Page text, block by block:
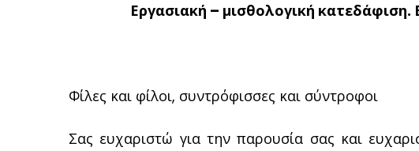
Εργασιακή – μισθολογική
Φίλες και φίλοι, συντρόφισσες και σύντροφοι
Σας ευχαριστώ για την παρουσία σας και